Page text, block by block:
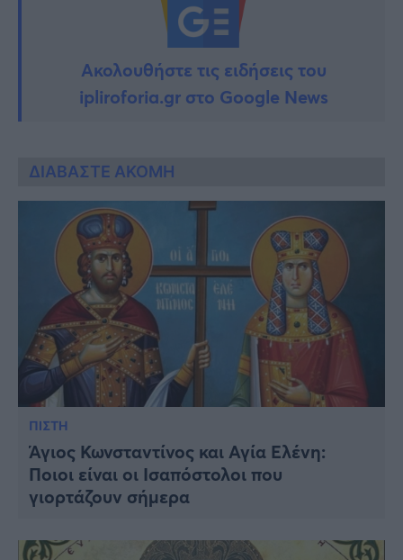
Ακολουθήστε τις ειδήσεις του
ipliroforia.gr στο Google News
ΔΙΑΒΑΣΤΕ ΑΚΟΜΗ
ΠΙΣΤΗ
Άγιος Κωνσταντίνος και Αγία Ελένη:
Ποιοι είναι οι Ισαπόστολοι που
γιορτάζουν σήμερα